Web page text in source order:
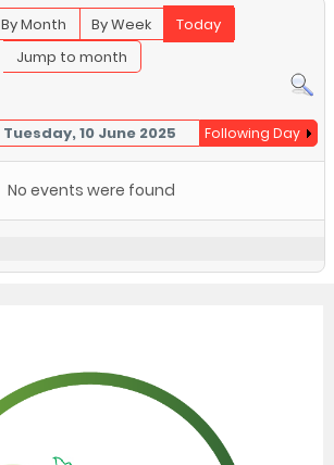
By Month By Week
Today
Jump to month
Tuesday, 10 June 2025 Following Day
No events were found